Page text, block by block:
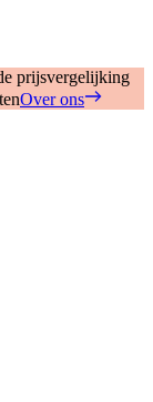
prijsvergelijking
Over ons